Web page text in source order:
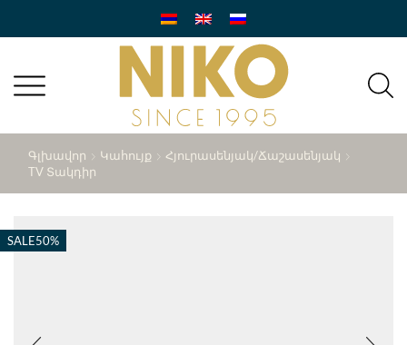
Գլխավոր Կահույք
Հյուրասենյակ/ճաշասենյակ
TV Տակդիր
SALE50%